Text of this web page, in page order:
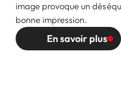
image provoque un
bonne impression.
En savoir plus